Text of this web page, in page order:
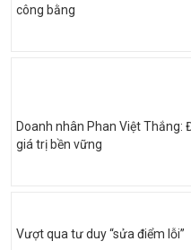
công bằng
Doanh nhân Phan Việt Thắng:
giá trị bền vững
Vượt qua tư duy “sửa điểm lỗi”